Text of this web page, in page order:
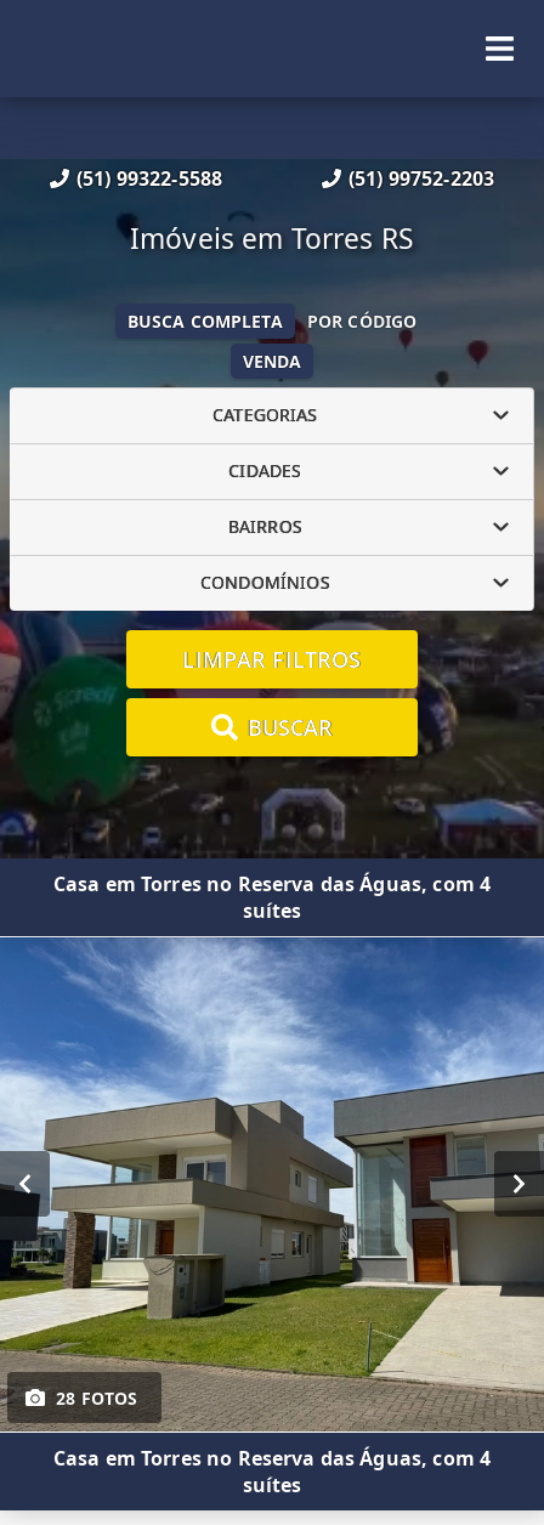
(51) 99322-5588 (51) 99752-2203
Imóveis em Torres RS
VENDA
BUSCA COMPLETA POR CÓDIGO
CATEGORIAS
CIDADES
BAIRROS
CONDOMÍNIOS
LIMPAR FILTROS
BUSCAR
Casa em Torres no Reserva das Águas, com 4
suítes
28 FOTOS
Casa em Torres no Reserva das Águas, com 4
suítes